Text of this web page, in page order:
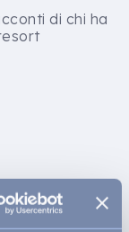
di chi ha